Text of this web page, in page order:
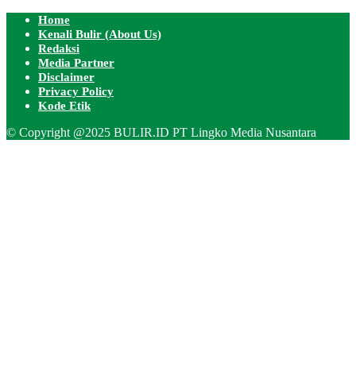
Home
Kenali Bulir (About Us)
Redaksi
Media Partner
Disclaimer
Privacy Policy
Kode Etik
© Copyright @2025 BULIR.ID PT Lingko Media Nusantara